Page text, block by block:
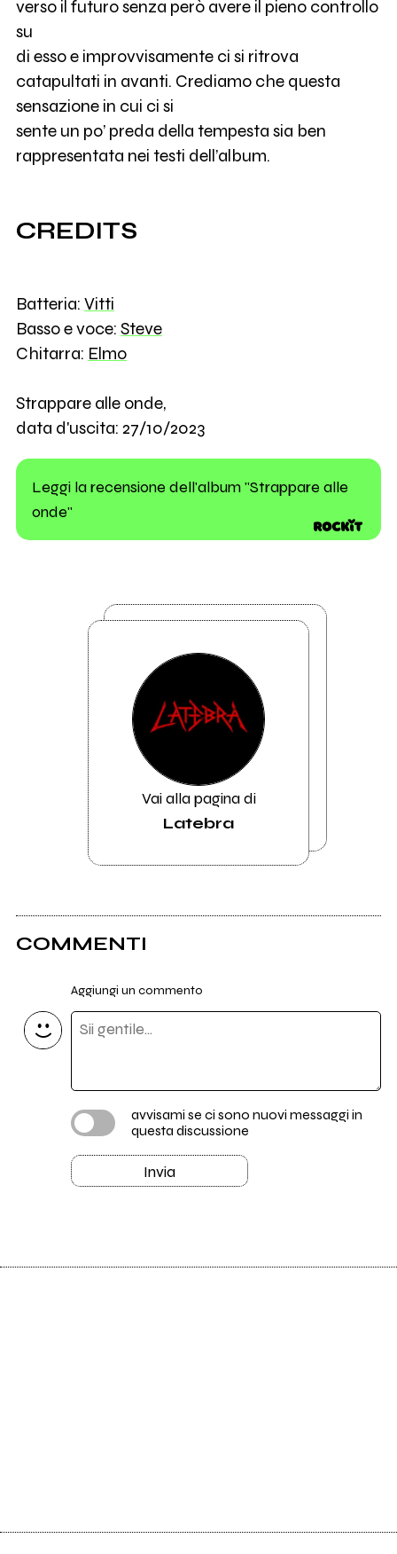
verso il futuro senza però avere il pieno controllo
su
di esso e improvvisamente ci si ritrova
catapultati in avanti. Crediamo che questa
sensazione in cui ci si
sente un po’ preda della tempesta sia ben
rappresentata nei testi dell’album.
CREDITS
Batteria: Vitti
Basso e voce: Steve
Chitarra: Elmo
Strappare alle onde,
data d'uscita: 27/10/2023
Leggi la recensione dell'album "Strappare alle
onde"
Vai alla pagina di
Latebra
COMMENTI
Aggiungi un commento
avvisami se ci sono nuovi messaggi in
questa discussione
Invia